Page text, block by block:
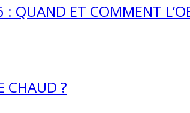
QUAND ET COMMENT
CHAUD ?